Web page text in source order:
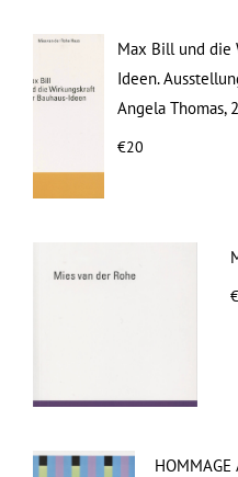
Max Bill und die
Ideen.
Angela Thomas,
€20
HOMMAGE